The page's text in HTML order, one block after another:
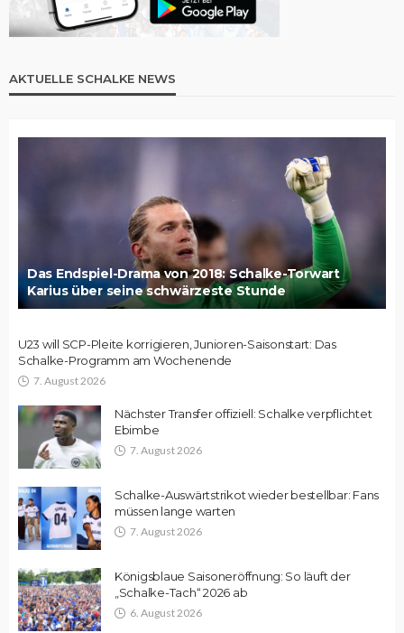
AKTUELLE SCHALKE NEWS
Das Endspiel-Drama von 2018: Schalke-Torwart
Karius über seine schwärzeste Stunde
U23 will SCP-Pleite korrigieren, Junioren-Saisonstart: Das
Schalke-Programm am Wochenende
7. August 2026
Nächster Transfer offiziell: Schalke verpflichtet
Ebimbe
7. August 2026
Schalke-Auswärtstrikot wieder bestellbar: Fans
müssen lange warten
7. August 2026
Königsblaue Saisoneröffnung: So läuft der
„Schalke-Tach“ 2026 ab
6. August 2026